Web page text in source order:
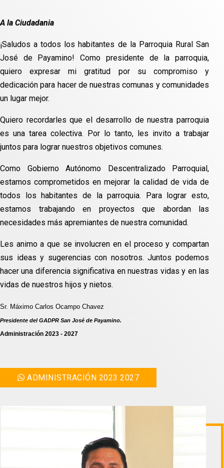
A la Ciudadania
¡Saludos a todos los habitantes de la Parroquia Rural San
José de Payamino! Como presidente de la parroquia,
quiero expresar mi gratitud por su compromiso y
dedicación para hacer de nuestras comunas y comunidades
un lugar mejor.
Quiero recordarles que el desarrollo de nuestra parroquia
es una tarea colectiva. Por lo tanto, les invito a trabajar
juntos para lograr nuestros objetivos comunes.
Como Gobierno Autónomo Descentralizado Parroquial,
estamos comprometidos en mejorar la calidad de vida de
todos los habitantes de la parroquia. Para lograr esto,
estamos trabajando en proyectos que abordan las
necesidades más apremiantes de nuestra comunidad.
Les animo a que se involucren en el proceso y compartan
sus ideas y sugerencias con nosotros. Juntos podemos
hacer una diferencia significativa en nuestras vidas y en las
vidas de nuestros hijos y nietos.
Sr. Máximo Carlos Ocampo Chavez
Presidente del GADPR San José de Payamino.
Administración 2023 - 2027
ADMINISTRACIÓN 2023 2027